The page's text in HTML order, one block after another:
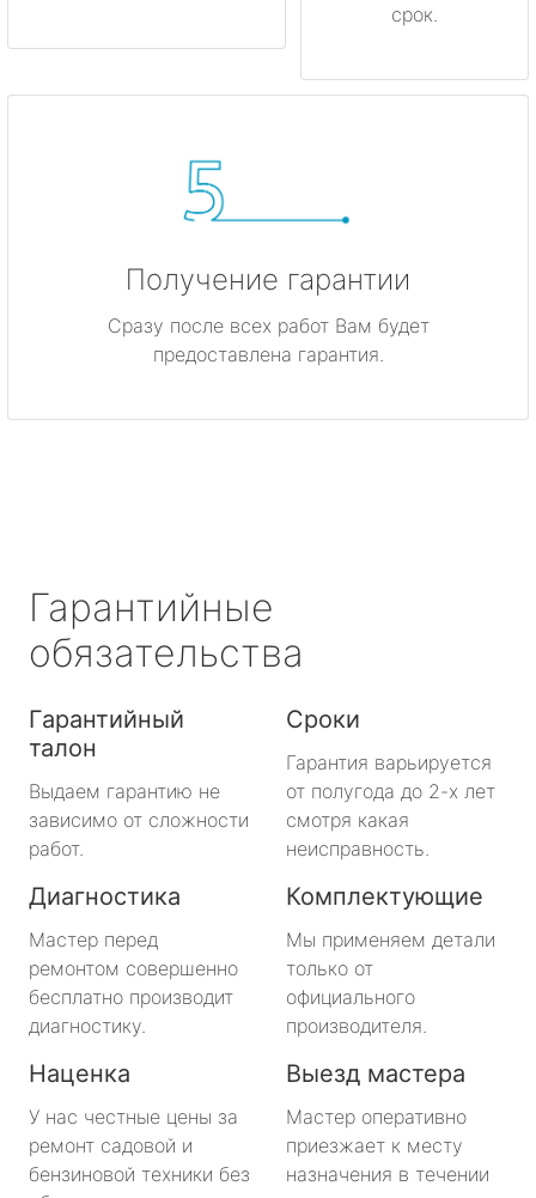
срок.
Получение гарантии
Сразу после всех работ Вам будет
предоставлена гарантия.
Гарантийные
обязательства
Гарантийный
талон
Выдаем гарантию не
зависимо от сложности
работ.
Сроки
Гарантия варьируется
от полугода до 2-х лет
смотря какая
неисправность.
Диагностика
Мастер перед
ремонтом совершенно
бесплатно производит
диагностику.
Комплектующие
Мы применяем детали
только от
официального
производителя.
Наценка
У нас честные цены за
ремонт садовой и
бензиновой техники без
Выезд мастера
Мастер оперативно
приезжает к месту
назначения в течении